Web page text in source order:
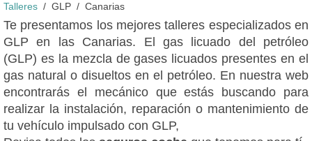
Talleres GLP Canarias
Te presentamos los mejores talleres especializados en
GLP en las Canarias. El gas licuado del petróleo
(GLP) es la mezcla de gases licuados presentes en el
gas natural o disueltos en el petróleo. En nuestra web
encontrarás el mecánico que estás buscando para
realizar la instalación, reparación o mantenimiento de
tu vehículo impulsado con GLP,